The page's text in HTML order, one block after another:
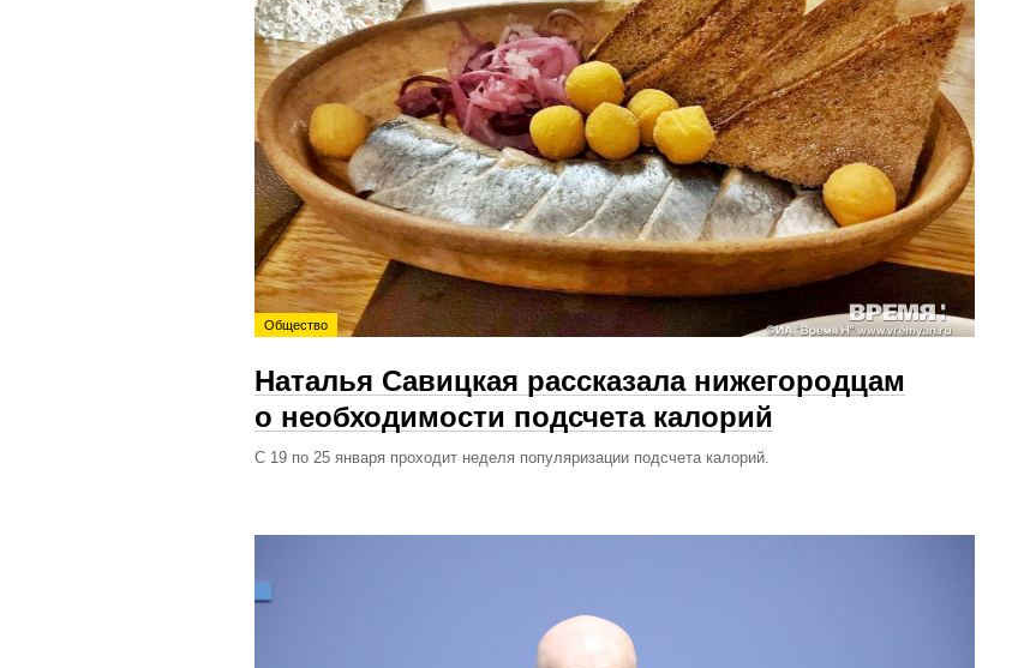
Общество
Наталья Савицкая рассказала нижегородцам
о необходимости подсчета калорий
С 19 по 25 января проходит неделя популяризации подсчета калорий.